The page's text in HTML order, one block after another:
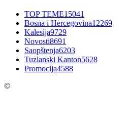
TOP TEME15041
Bosna i Hercegovina12269
Kalesija9729
Novosti8691
Saopštenja6203
Tuzlanski Kanton5628
Promocija4588
©